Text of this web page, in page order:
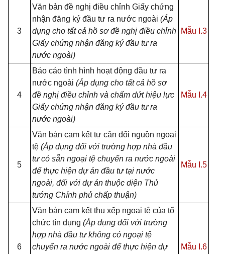
3
Văn bản đề nghị điều chỉnh Giấy chứng
nhận đăng ký đầu tư ra nước ngoài (Áp
dụng cho tất cả hồ sơ đề nghị điều chỉnh
Giấy chứng nhận đăng ký đầu tư ra
nước ngoài)
Mẫu I.3
4
Báo cáo tình hình hoạt động đầu tư ra
nước ngoài (Áp dụng cho tất cả hồ sơ
đề nghị điều chỉnh và chấm dứt hiệu lực
Giấy chứng nhận đăng ký đầu tư ra
nước ngoài)
Mẫu I.4
5
Văn bản cam kết tự cân đối nguồn ngoại
tệ (Áp dụng đối với trường hợp nhà đầu
tư có sẵn ngoại tệ chuyển ra nước ngoài
để thực hiện dự án đầu tư tại nước
ngoài, đối với dự án thuộc diện Thủ
tướng Chính phủ chấp thuận)
Mẫu I.5
6
Văn bản cam kết thu xếp ngoại tệ của tổ
chức tín dụng (Áp dụng đối với trường
hợp nhà đầu tư không có ngoại tệ
chuyển ra nước ngoài để thực hiện dự
Mẫu I.6